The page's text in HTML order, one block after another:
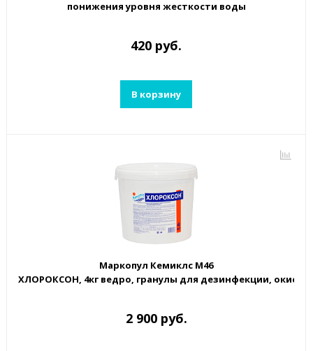
понижения уровня жесткости воды
420 руб.
В корзину
Маркопул Кемиклс М46
ХЛОРОКСОН, 4кг ведро, гранулы для дезинфекции,
2 900 руб.